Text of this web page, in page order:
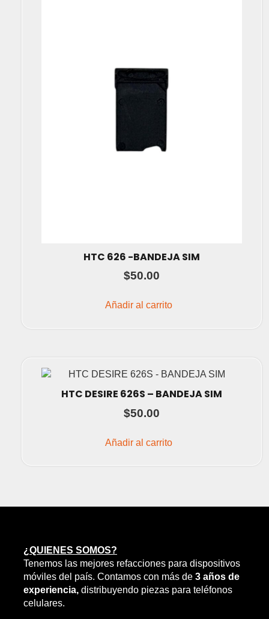
HTC 626 -BANDEJA SIM
$50.00
Añadir al carrito
HTC DESIRE 626S – BANDEJA SIM
$50.00
Añadir al carrito
¿QUIENES SOMOS?
Tenemos las mejores refacciones para dispositivos
móviles del país. Contamos con más de 3 años de
experiencia, distribuyendo piezas para teléfonos
celulares.